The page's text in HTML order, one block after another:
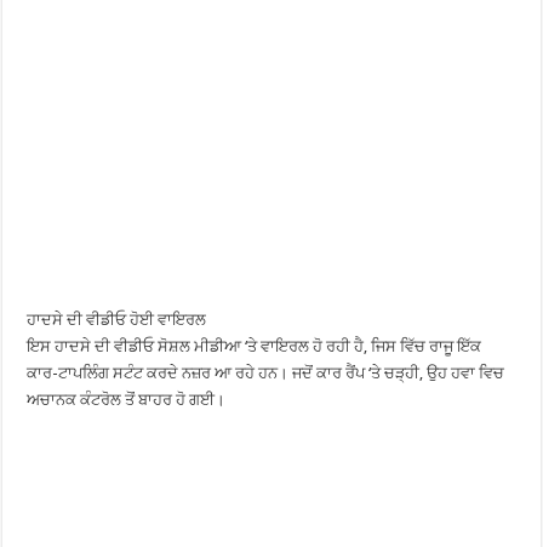
ਹਾਦਸੇ ਦੀ ਵੀਡੀਓ ਹੋਈ ਵਾਇਰਲ
ਇਸ ਹਾਦਸੇ ਦੀ ਵੀਡੀਓ ਸੋਸ਼ਲ ਮੀਡੀਆ ‘ਤੇ ਵਾਇਰਲ ਹੋ ਰਹੀ ਹੈ, ਜਿਸ ਵਿੱਚ ਰਾਜੂ ਇੱਕ
ਕਾਰ-ਟਾਪਲਿੰਗ ਸਟੰਟ ਕਰਦੇ ਨਜ਼ਰ ਆ ਰਹੇ ਹਨ। ਜਦੋਂ ਕਾਰ ਰੈਂਪ ‘ਤੇ ਚੜ੍ਹੀ, ਉਹ ਹਵਾ ਵਿਚ
ਅਚਾਨਕ ਕੰਟਰੋਲ ਤੋਂ ਬਾਹਰ ਹੋ ਗਈ।